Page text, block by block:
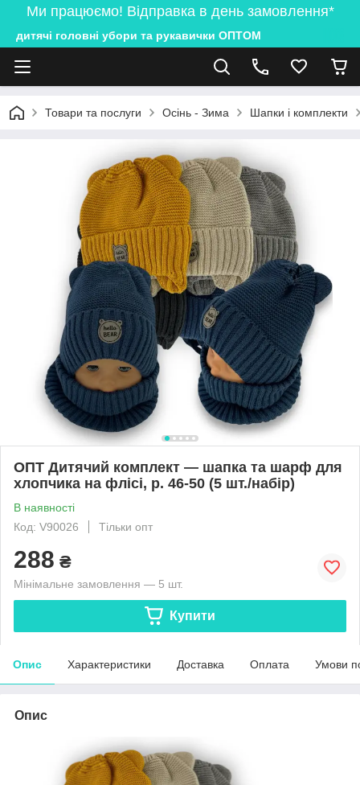
Ми працюємо! Відправка в день замовлення*
дитячі головні убори та рукавички ОПТОМ
Товари та послуги Осінь - Зима Шапки і комплекти
ОПТ Дитячий комплект — шапка та шарф для
хлопчика на флісі, р. 46-50 (5 шт./набір)
В наявності
Код: V90026
Тільки опт
288 ₴
Мінімальне замовлення — 5 шт.
Купити
Опис Характеристики Доставка Оплата Умови
Опис